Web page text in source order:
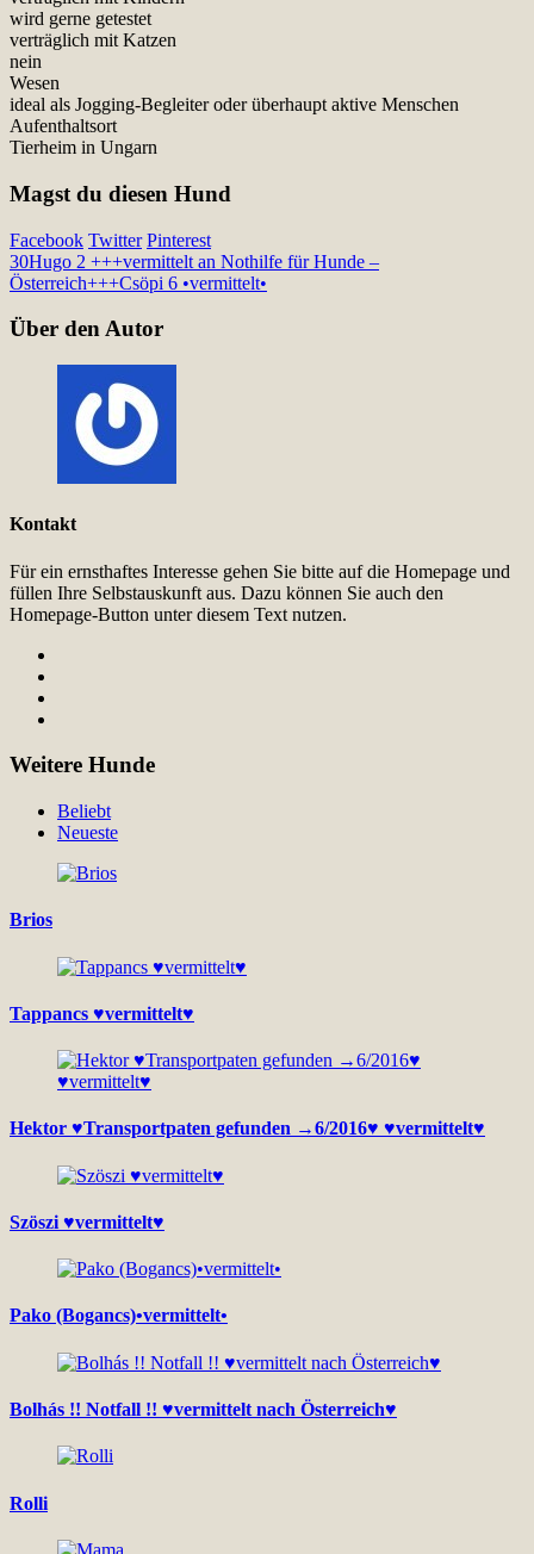
wird gerne getestet
verträglich mit Katzen
nein
Wesen
ideal als Jogging-Begleiter oder überhaupt aktive Menschen
Aufenthaltsort
Tierheim in Ungarn
Magst du diesen Hund
Facebook Twitter Pinterest
30Hugo 2 +++vermittelt an Nothilfe für Hunde –
Österreich+++Csöpi 6 •vermittelt•
Über den Autor
Kontakt
Für ein ernsthaftes Interesse gehen Sie bitte auf die Homepage und
füllen Ihre Selbstauskunft aus. Dazu können Sie auch den
Homepage-Button unter diesem Text nutzen.
Weitere Hunde
Beliebt
Neueste
Brios
Tappancs ♥vermittelt♥
Hektor ♥Transportpaten gefunden →6/2016♥ ♥vermittelt♥
Szöszi ♥vermittelt♥
Pako (Bogancs)•vermittelt•
Bolhás !! Notfall !! ♥vermittelt nach Österreich♥
Rolli